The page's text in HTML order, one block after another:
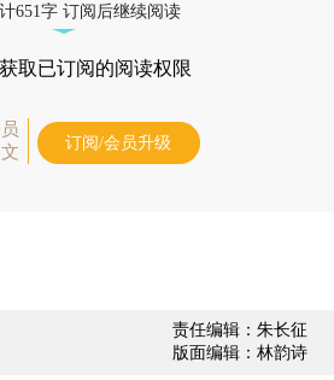
651字 订阅后继续阅读
取已订阅的阅读权限
订阅/会员升级
责任编辑：朱长征
版面编辑：林韵诗